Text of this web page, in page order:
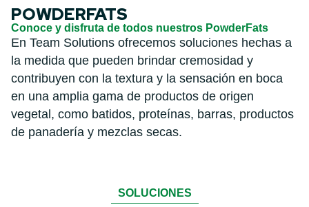
POWDERFATS
Conoce y disfruta de todos nuestros PowderFats
En Team Solutions ofrecemos soluciones hechas a
la medida que pueden brindar cremosidad y
contribuyen con la textura y la sensación en boca
en una amplia gama de productos de origen
vegetal, como batidos, proteínas, barras, productos
de panadería y mezclas secas.
SOLUCIONES